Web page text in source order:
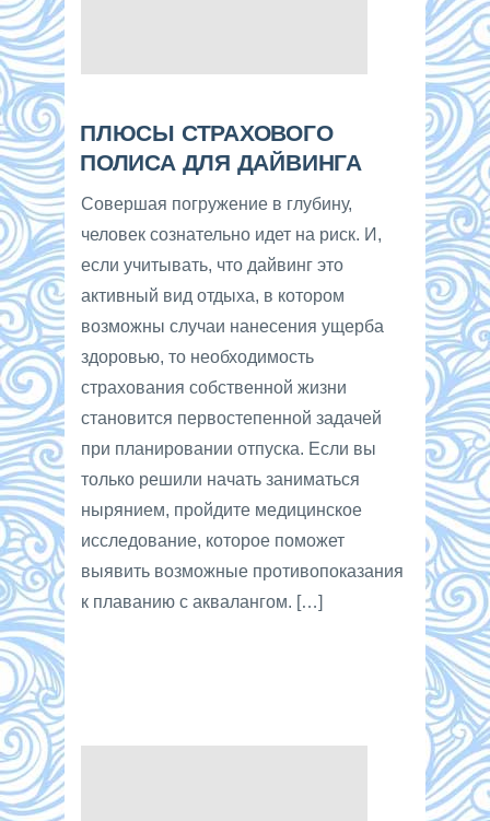
ПЛЮСЫ СТРАХОВОГО
ПОЛИСА ДЛЯ ДАЙВИНГА
Совершая погружение в глубину,
человек сознательно идет на риск. И,
если учитывать, что дайвинг это
активный вид отдыха, в котором
возможны случаи нанесения ущерба
здоровью, то необходимость
страхования собственной жизни
становится первостепенной задачей
при планировании отпуска. Если вы
только решили начать заниматься
нырянием, пройдите медицинское
исследование, которое поможет
выявить возможные противопоказания
к плаванию с аквалангом. […]